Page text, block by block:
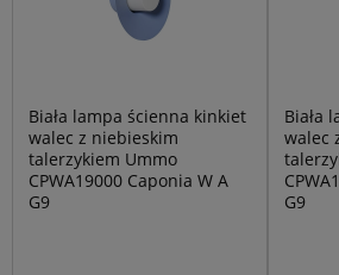
Biała lampa ścienna kinkiet
walec z niebieskim
talerzykiem Ummo
CPWA19000 Caponia W A
G9
Biała
walec
G9